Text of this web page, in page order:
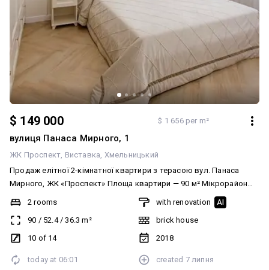
$ 149 000 $ 1 656 per m²
вулиця Панаса Мирного, 1
ЖК Проспект Виставка Хмельницький
Продаж елітної 2-кімнатної квартири з терасою вул. Панаса
Мирного, ЖК «Проспект» Площа квартири — 90 м² Мікрорайон
Виставка Преміальна квартира з унікальним плануванням та
дизайнерським ремонтом. Оздоблена виключно якісними
матеріалами, укомплектована сучасними меблями та технікою.
Переваги квартири: • простора кухня-студія • затишна окрема
опалення Окремою перевагою є власна тераса площею 80 м² —
2 rooms
90 / 52.4/36.3 m²
10 of 14
with renovation AI
brick house
2018
today at 06:01 created 7 липня